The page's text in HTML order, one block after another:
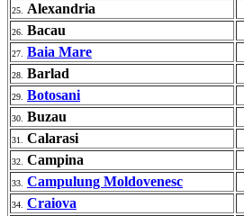
25. Alexandria
26. Bacau
27. Baia Mare
28. Barlad
29. Botosani
30. Buzau
31. Calarasi
32. Campina
33. Campulung Moldovenesc
34. Craiova